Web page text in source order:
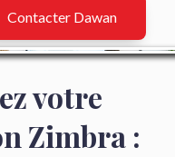
Contacter Dawan
votre
Zimbra :